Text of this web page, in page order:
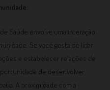
Saúde envolve uma interação
Se você gosta de lidar
e estabelecer relações de
de desenvolver
A proximidade com a